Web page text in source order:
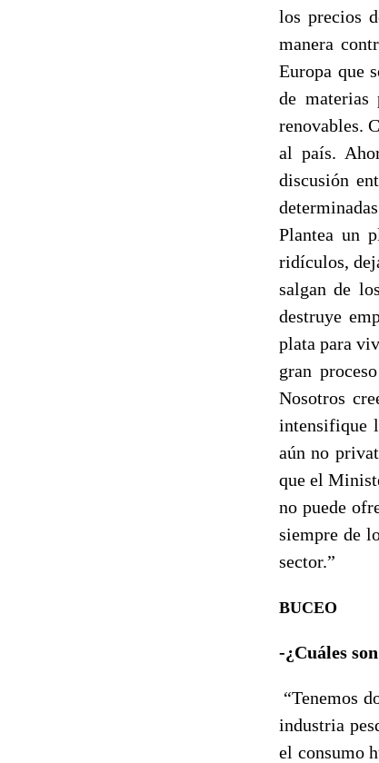
los precios
manera
Europa que
de materias
renovables.
al país.
discusión
Plantea un
ridículos,
salgan de
destruye
plata para
gran
Nosotros
intensifique
aún no
que el
no puede
siempre de
sector.”
BUCEO
-¿Cuáles
“Tenemos
industria
el consumo